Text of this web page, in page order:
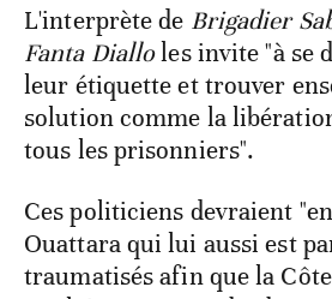
L'interprète de Brigadier
Fanta Dialloles invite "à se
leur étiquette et trouver
solution comme la
tous les prisonniers".
Ces politiciens devraient
Ouattara qui lui aussi est
traumatisés afin que la